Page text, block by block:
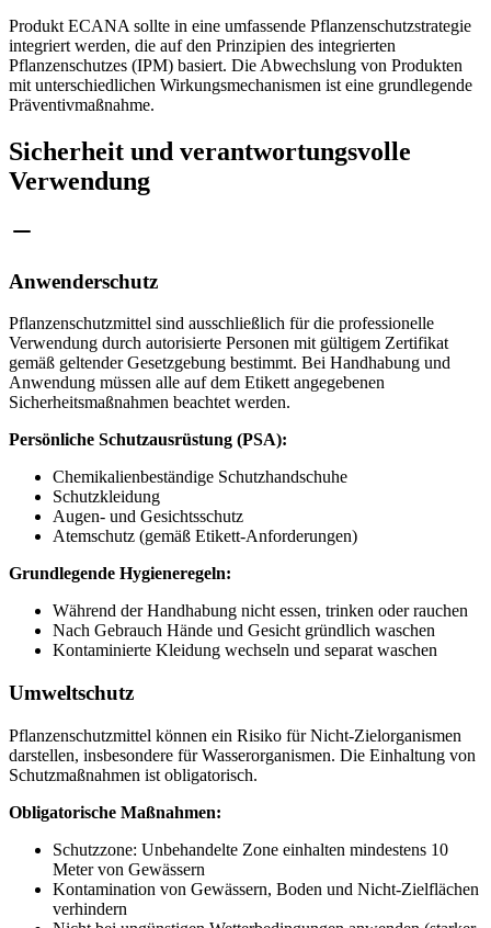
Produkt ECANA sollte in eine umfassende Pflanzenschutzstrategie
integriert werden, die auf den Prinzipien des integrierten
Pflanzenschutzes (IPM) basiert. Die Abwechslung von Produkten
mit unterschiedlichen Wirkungsmechanismen ist eine grundlegende
Präventivmaßnahme.
Sicherheit und verantwortungsvolle
Verwendung
Anwenderschutz
Pflanzenschutzmittel sind ausschließlich für die professionelle
Verwendung durch autorisierte Personen mit gültigem Zertifikat
gemäß geltender Gesetzgebung bestimmt. Bei Handhabung und
Anwendung müssen alle auf dem Etikett angegebenen
Sicherheitsmaßnahmen beachtet werden.
Persönliche Schutzausrüstung (PSA):
Chemikalienbeständige Schutzhandschuhe
Schutzkleidung
Augen- und Gesichtsschutz
Atemschutz (gemäß Etikett-Anforderungen)
Grundlegende Hygieneregeln:
Während der Handhabung nicht essen, trinken oder rauchen
Nach Gebrauch Hände und Gesicht gründlich waschen
Kontaminierte Kleidung wechseln und separat waschen
Umweltschutz
Pflanzenschutzmittel können ein Risiko für Nicht-Zielorganismen
darstellen, insbesondere für Wasserorganismen. Die Einhaltung von
Schutzmaßnahmen ist obligatorisch.
Obligatorische Maßnahmen:
Schutzzone: Unbehandelte Zone einhalten mindestens 10
Meter von Gewässern
Kontamination von Gewässern, Boden und Nicht-Zielflächen
verhindern